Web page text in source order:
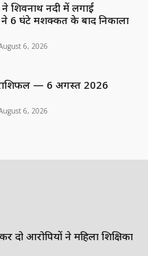
शिवनाथ नदी में लगाई
6 घंटे मशक्कत के बाद निकाला
6, 2026
— 6 अगस्त 2026
6, 2026
दो आरोपियों ने महिला शिक्षिका